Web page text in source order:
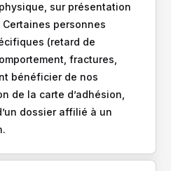
sur présentation
personnes
(retard de
fractures,
bénéficier de nos
de la carte d’adhésion,
dossier affilié à un